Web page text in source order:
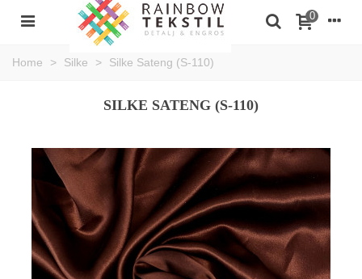
0
Home > Silke > Silke Sateng (S-110)
SILKE SATENG (S-110)